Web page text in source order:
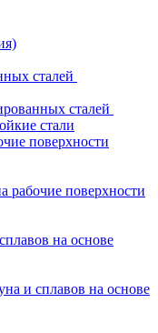
сталей
сталей
стали
поверхности
рабочие поверхности
на основе
и сплавов на основе